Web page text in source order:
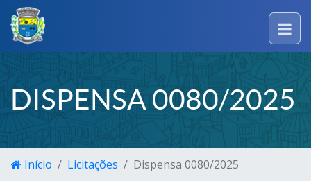
DISPENSA 0080/2025
Início Licitações Dispensa 0080/2025